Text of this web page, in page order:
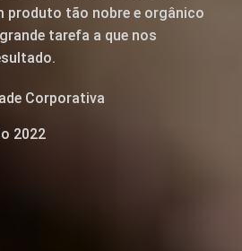
produto tão nobre e orgânico
tarefa a que nos
Corporativa
2022